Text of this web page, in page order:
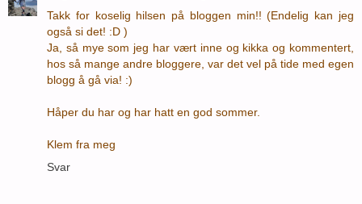
Takk for koselig hilsen på bloggen min!! (Endelig kan jeg
også si det! :D )
Ja, så mye som jeg har vært inne og kikka og kommentert,
hos så mange andre bloggere, var det vel på tide med egen
blogg å gå via! :)
Håper du har og har hatt en god sommer.
Klem fra meg
Svar